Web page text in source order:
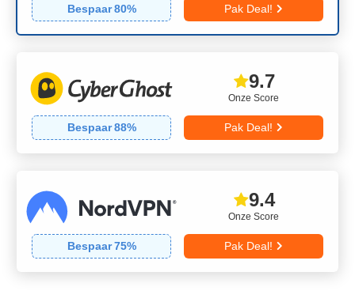
Bespaar 80% Pak Deal!
Onze Score
9.7
Bespaar 88% Pak Deal!
Onze Score
9.4
Bespaar 75% Pak Deal!